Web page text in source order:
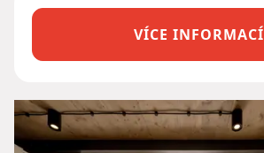
VÍCE INFORMACÍ